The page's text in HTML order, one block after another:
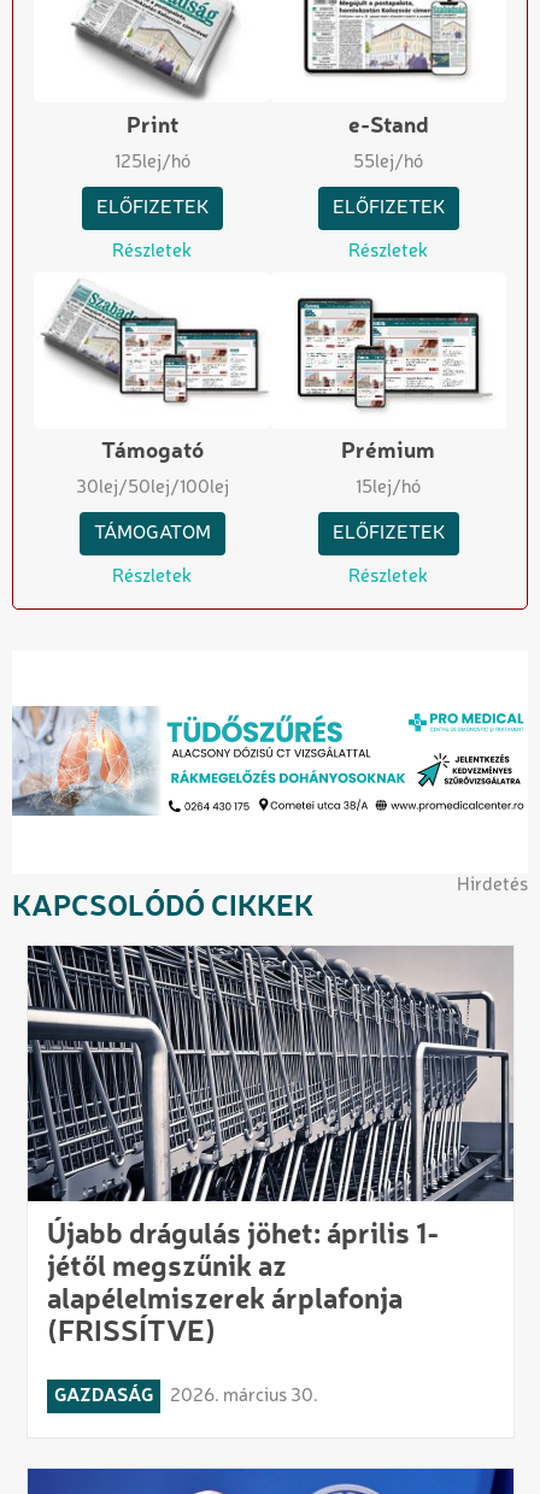
Print
125lej/hó
ELŐFIZETEK
Részletek
e-Stand
55lej/hó
ELŐFIZETEK
Részletek
Támogató
30lej/50lej/100lej
TÁMOGATOM
Részletek
Prémium
15lej/hó
ELŐFIZETEK
Részletek
Hirdetés
KAPCSOLÓDÓ CIKKEK
Újabb drágulás jöhet: április 1-
jétől megszűnik az
alapélelmiszerek árplafonja
(FRISSÍTVE)
GAZDASÁG 2026. március 30.